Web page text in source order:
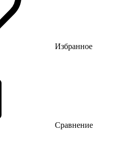
Избранное
Сравнение